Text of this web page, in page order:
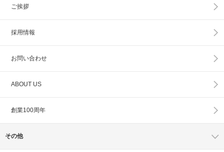
ご挨拶
採用情報
お問い合わせ
ABOUT US
創業100周年
その他